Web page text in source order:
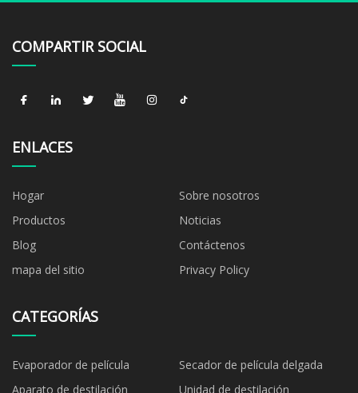
COMPARTIR SOCIAL
ENLACES
Hogar
Sobre nosotros
Productos
Noticias
Blog
Contáctenos
mapa del sitio
Privacy Policy
CATEGORÍAS
Evaporador de película
Secador de película delgada
Aparato de destilación
Unidad de destilación